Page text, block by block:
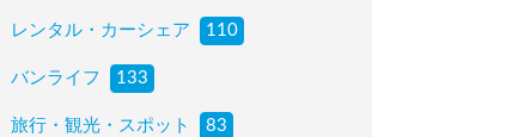
レンタル・カーシェア 110
バンライフ 133
旅行・観光・スポット 83